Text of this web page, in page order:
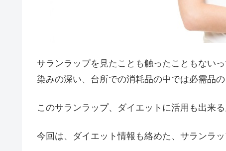
サランラップを見たことも触ったこともない
染みの深い、台所での消耗品の中では必需品
このサランラップ、ダイエットに活用も出来る
今回は、ダイエット情報も絡めた、サランラ